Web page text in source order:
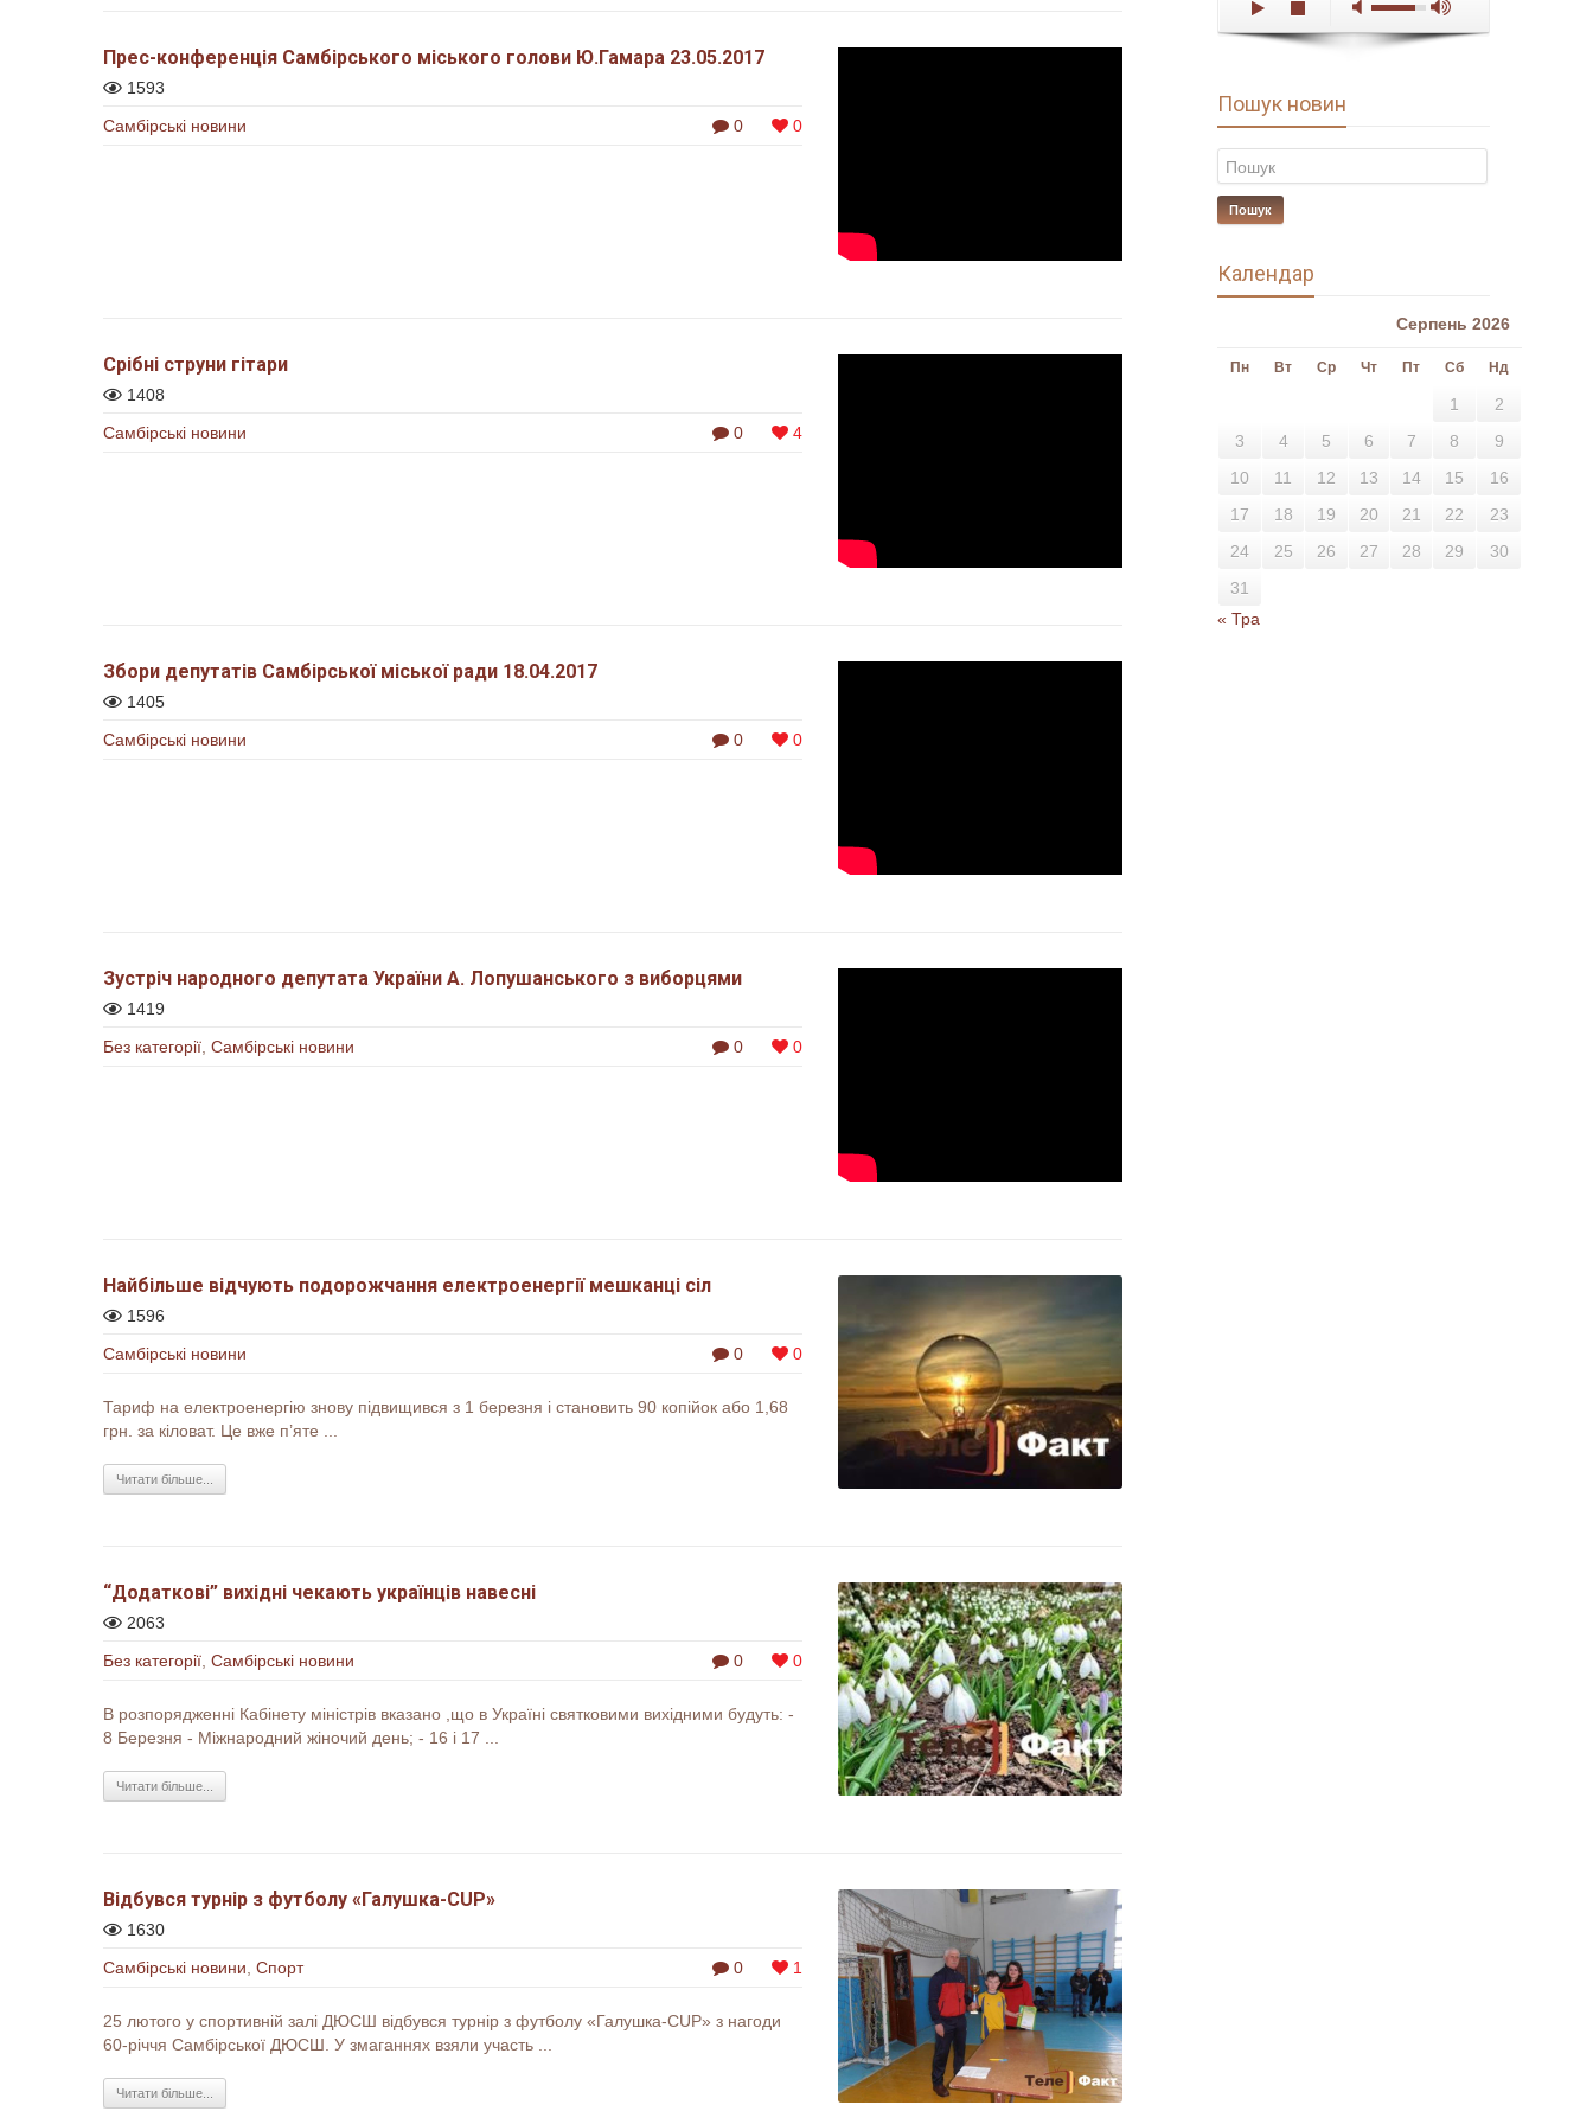
Прес-конференція Самбірського міського голови Ю.Гамара 23.05.2017
1593
0
0
Самбірські новини
Срібні струни гітари
1408
0
4
Самбірські новини
Збори депутатів Самбірської міської ради 18.04.2017
1405
0
0
Самбірські новини
Зустріч народного депутата України А. Лопушанського з виборцями
1419
0
0
Без категорії, Самбірські новини
Найбільше відчують подорожчання електроенергії мешканці сіл
1596
0
0
Самбірські новини
Тариф на електроенергію знову підвищився з 1 березня і становить 90 копійок або 1,68
грн. за кіловат. Це вже п’яте ...
Читати більше...
“Додаткові” вихідні чекають українців навесні
2063
0
0
Без категорії, Самбірські новини
В розпорядженні Кабінету міністрів вказано ,що в Україні святковими вихідними будуть: -
8 Березня - Міжнародний жіночий день; - 16 і 17 ...
Читати більше...
Відбувся турнір з футболу «Галушка-CUP»
1630
0
1
Самбірські новини, Спорт
25 лютого у спортивній залі ДЮСШ відбувся турнір з футболу «Галушка-CUP» з нагоди
60-річчя Самбірської ДЮСШ. У змаганнях взяли участь ...
Читати більше...
00:00 / 03:54
Пошук новин
Пошук
Календар
Серпень 2026
Пн Вт Ср Чт Пт Сб Нд
1
2
3
4 5 6 7 8
9
10
11 12 13 14 15
16
17
18 19 20 21 22
23
24
25 26 27 28 29
30
31
« Тра